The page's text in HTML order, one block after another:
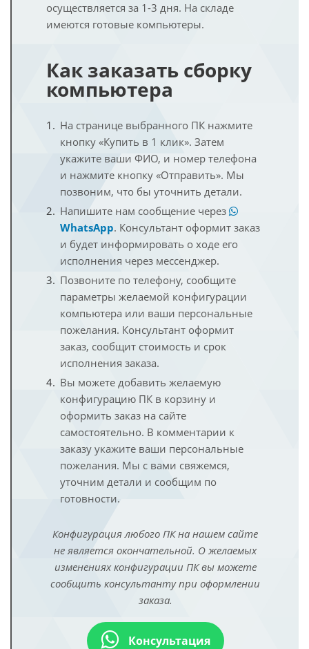
осуществляется за 1-3 дня. На складе
имеются готовые компьютеры.
Как заказать сборку
компьютера
На странице выбранного ПК нажмите
кнопку «Купить в 1 клик». Затем
укажите ваши ФИО, и номер телефона
и нажмите кнопку «Отправить». Мы
позвоним, что бы уточнить детали.
Напишите нам сообщение через
WhatsApp. Консультант оформит заказ
и будет информировать о ходе его
исполнения через мессенджер.
Позвоните по телефону, сообщите
параметры желаемой конфигурации
компьютера или ваши персональные
пожелания. Консультант оформит
заказ, сообщит стоимость и срок
исполнения заказа.
Вы можете добавить желаемую
конфигурацию ПК в корзину и
оформить заказ на сайте
самостоятельно. В комментарии к
заказу укажите ваши персональные
пожелания. Мы с вами свяжемся,
уточним детали и сообщим по
готовности.
Конфигурация любого ПК на нашем сайте
не является окончательной. О желаемых
изменениях конфигурации ПК вы можете
сообщить консультанту при оформлении
заказа.
Консультация